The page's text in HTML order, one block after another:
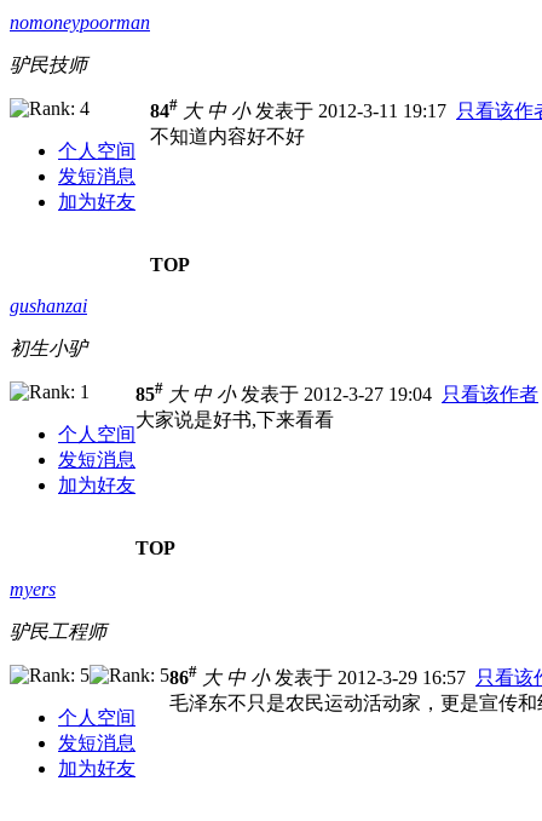
nomoneypoorman
驴民技师
个人空间
发短消息
加为好友
84# 大 中 小发表于 2012-3-11 19:17 只看该作
不知道内容好不好
TOP
gushanzai
初生小驴
个人空间
发短消息
加为好友
85# 大 中 小发表于 2012-3-27 19:04 只看该作者
大家说是好书,下来看看
TOP
myers
驴民工程师
个人空间
发短消息
加为好友
86# 大 中 小发表于 2012-3-29 16:57 只看该
毛泽东不只是农民运动活动家，更是宣传